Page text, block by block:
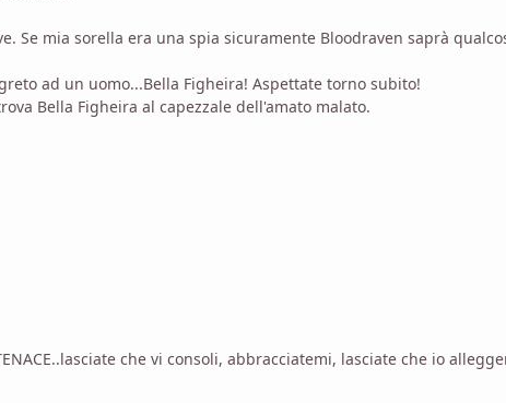
mia sorella era una spia sicuramente Bloodraven saprà
ad un uomo...Bella Figheira! Aspettate torno subito!
Bella Figheira al capezzale dell'amato malato.
che vi consoli, abbracciatemi, lasciate che io